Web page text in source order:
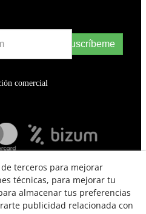
Suscríbeme
comercial
terceros para mejorar
técnicas, para mejorar tu
almacenar tus preferencias
publicidad relacionada con